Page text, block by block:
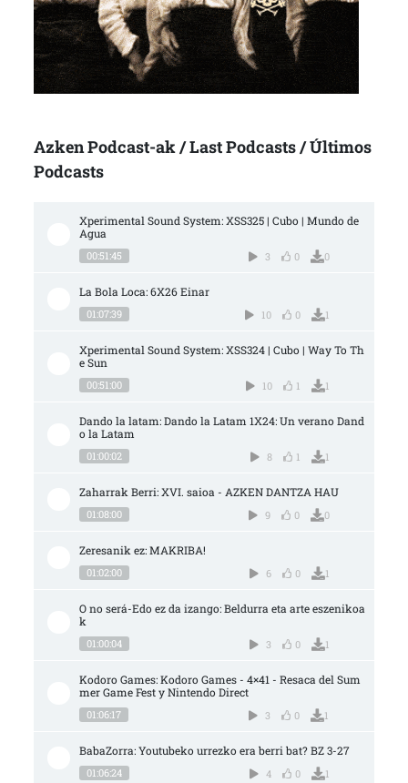
Azken Podcast-ak / Last Podcasts / Últimos
Podcasts
Xperimental Sound System: XSS325 | Cubo | Mundo de
Agua
00:51:45 3 0 0
La Bola Loca: 6X26 Einar
01:07:39 10 0 1
Xperimental Sound System: XSS324 | Cubo | Way To Th
e Sun
00:51:00 10 1 1
Dando la latam: Dando la Latam 1X24: Un verano Dand
o la Latam
01:00:02 8 1 1
Zaharrak Berri: XVI. saioa - AZKEN DANTZA HAU
01:08:00 9 0 0
Zeresanik ez: MAKRIBA!
01:02:00 6 0 1
O no será-Edo ez da izango: Beldurra eta arte eszenikoa
k
01:00:04 3 0 1
Kodoro Games: Kodoro Games - 4×41 - Resaca del Sum
mer Game Fest y Nintendo Direct
01:06:17 3 0 1
BabaZorra: Youtubeko urrezko era berri bat? BZ 3-27
01:06:24 4 0 1